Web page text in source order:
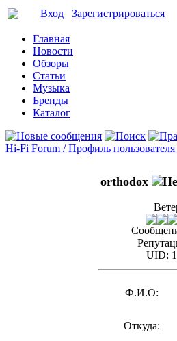
Вход Зарегистрироваться
Главная
Новости
Обзоры
Статьи
Музыка
Бренды
Каталог
Hi-Fi Forum / Профиль
orthodox
UID:
Ф.И.О:
Откуда: